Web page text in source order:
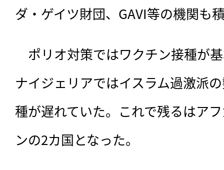
ダ・ゲイツ財団、GAVI等の機関も
ポリオ対策ではワクチン接種が
ナイジェリアではイスラム過激派
種が遅れていた。これで残るはア
ンの2カ国となった。